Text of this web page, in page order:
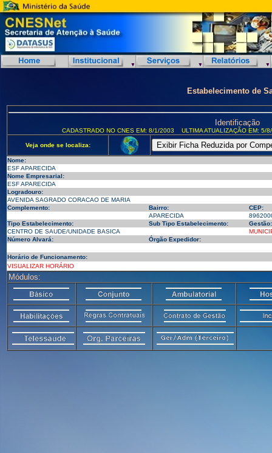
Estabelecimento de
Identificação
CADASTRADO NO CNES EM: 8/1/2003 ULTIMA ATUALIZAÇÃO EM:
Veja onde se localiza:
Nome:
ESF APARECIDA
Nome Empresarial:
ESF APARECIDA
Logradouro:
AVENIDA SAGRADO CORACAO DE MARIA
Complemento:
Bairro:
CEP:
APARECIDA
Tipo Estabelecimento:
Sub Tipo Estabelecimento:
Gestão:
CENTRO DE SAUDE/UNIDADE BASICA
Número Alvará:
Órgão Expedidor:
Horário de Funcionamento:
VISUALIZAR HORÁRIO
Módulos: